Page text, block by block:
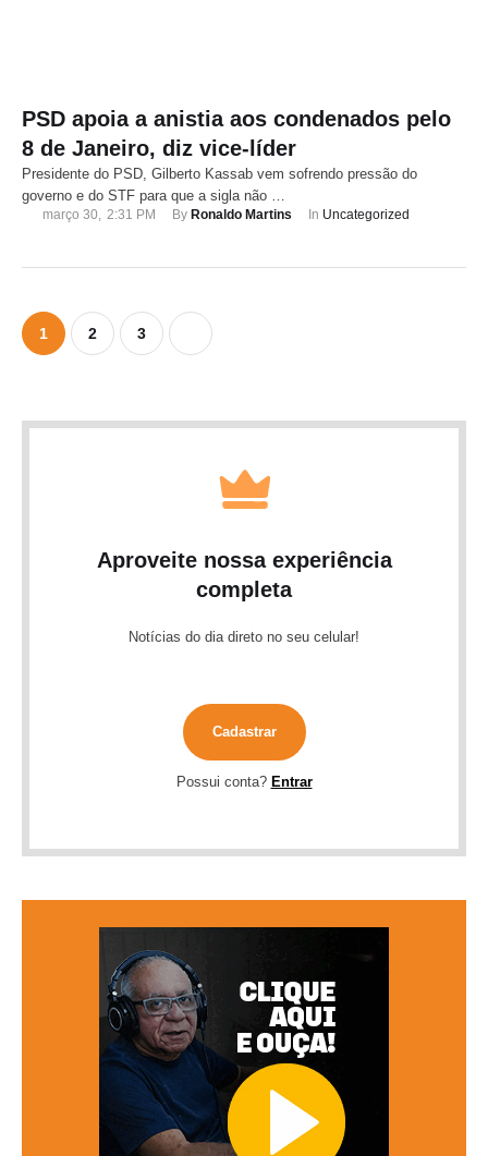
PSD apoia a anistia aos condenados pelo
8 de Janeiro, diz vice-líder
Presidente do PSD, Gilberto Kassab vem sofrendo pressão do
governo e do STF para que a sigla não …
março 30 2:31 PM By Ronaldo Martins In Uncategorized
1 2 3
Aproveite nossa experiência
completa
Notícias do dia direto no seu celular!
Cadastrar
Possui conta? Entrar